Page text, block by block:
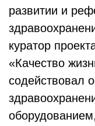
развитии и
куратор
«Качество
содействовал